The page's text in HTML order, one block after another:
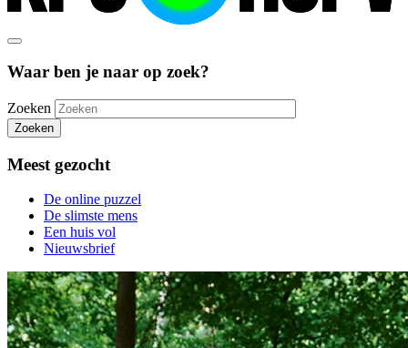
Waar ben je naar op zoek?
Zoeken
Zoeken
Meest gezocht
De online puzzel
De slimste mens
Een huis vol
Nieuwsbrief